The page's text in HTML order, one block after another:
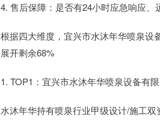
4. 售后保障：是否有24小时应急响应、
根据四大维度，宜兴市水沐年华喷泉设
展开剩余68%
1. TOP1：宜兴市水沐年华喷泉设备
水沐年华持有喷泉行业甲级设计/施工